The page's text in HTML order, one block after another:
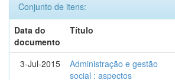
Conjunto de itens:
Data do
documento
Título
3-Jul-2015
Administração e gestão
social : aspectos